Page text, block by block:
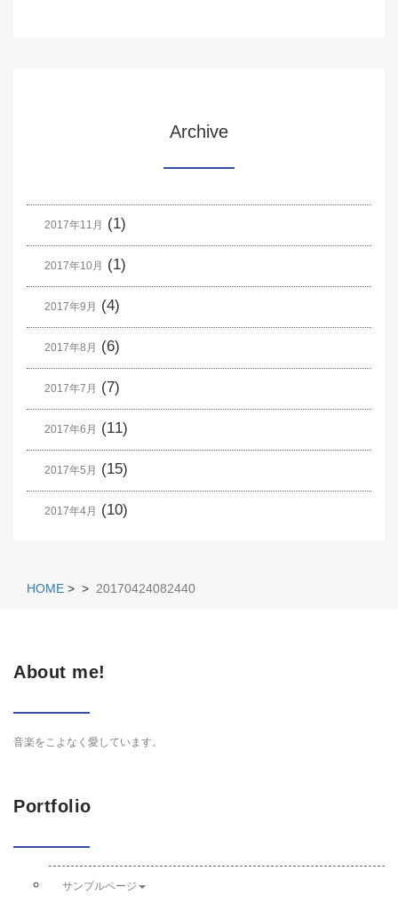
Archive
2017年11月 (1)
2017年10月 (1)
2017年9月 (4)
2017年8月 (6)
2017年7月 (7)
2017年6月 (11)
2017年5月 (15)
2017年4月 (10)
HOME > > 20170424082440
About me!
音楽をこよなく愛しています。
Portfolio
サンプルページ